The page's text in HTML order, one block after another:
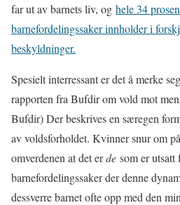
far ut av barnets liv, og hele 34
barnefordelingssaker innholder i
beskyldninger.
Spesielt interressant er det å merke
rapporten fra Bufdir om vold mot
Bufdir) Der beskrives en særegen
av voldsforholdet. Kvinner snur om
omverdenen at det erde som er
barnefordelingssaker der denne
dessverre barnet ofte opp med den